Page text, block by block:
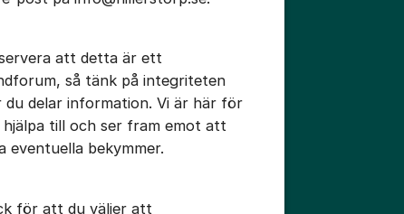
att detta är ett
så tänk på integriteten
du delar information. Vi är här för
till och ser fram emot att
eventuella bekymmer.
för att du väljer att